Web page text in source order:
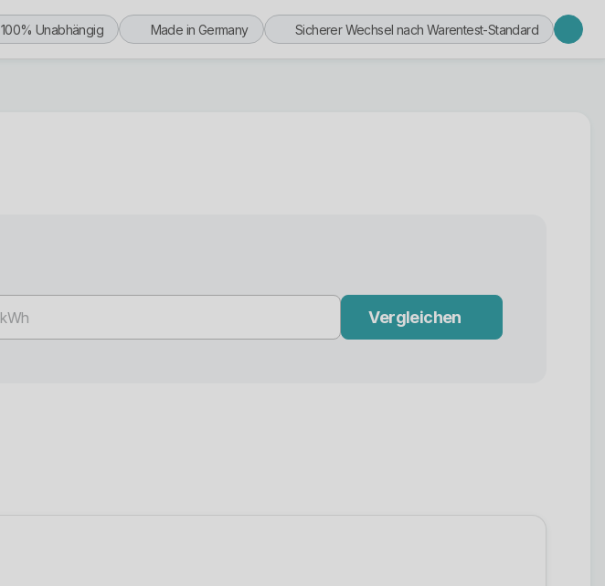
100% Unabhängig Made in Germany Sicherer Wechsel nach Warentest-Standard
Vergleichen